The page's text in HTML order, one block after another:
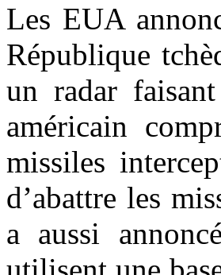
Les EUA
République
un radar
américain
missiles
d’abattre les
a aussi